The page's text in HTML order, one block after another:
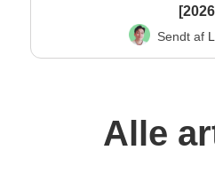
Sendt af
Alle